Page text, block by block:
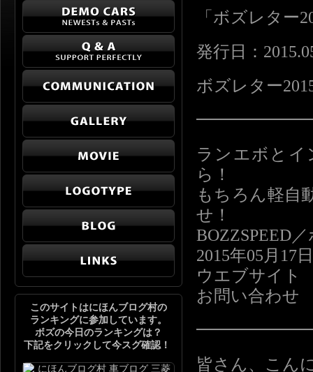
「ボズレター
発行日：
ボズレター
ランエボとイ
ら！
もちろん軽自
せ！
BOZZSPEED
2015年05月17
ウエブサイト
お問い合わせ
皆さん、こん
このサイトはにほんブログ村の
ランキングに参加しています。
ボズの今日のランキングは？
下記をクリックして今スグ確認！